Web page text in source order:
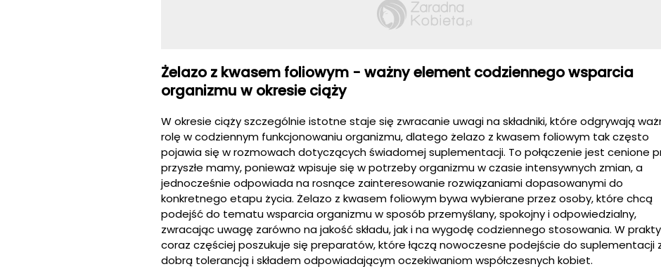
Żelazo z kwasem foliowym - ważny element codziennego wsparcia
organizmu w okresie ciąży
W okresie ciąży szczególnie istotne staje się zwracanie uwagi na składniki, które odgrywają
rolę w codziennym funkcjonowaniu organizmu, dlatego żelazo z kwasem foliowym tak często
pojawia się w rozmowach dotyczących świadomej suplementacji. To połączenie jest cenione
przyszłe mamy, ponieważ wpisuje się w potrzeby organizmu w czasie intensywnych zmian, a
jednocześnie odpowiada na rosnące zainteresowanie rozwiązaniami dopasowanymi do
konkretnego etapu życia. Żelazo z kwasem foliowym bywa wybierane przez osoby, które chcą
podejść do tematu wsparcia organizmu w sposób przemyślany, spokojny i odpowiedzialny,
zwracając uwagę zarówno na jakość składu, jak i na wygodę codziennego stosowania. W
coraz częściej poszukuje się preparatów, które łączą nowoczesne podejście do suplementacji
dobrą tolerancją i składem odpowiadającym oczekiwaniom współczesnych kobiet.